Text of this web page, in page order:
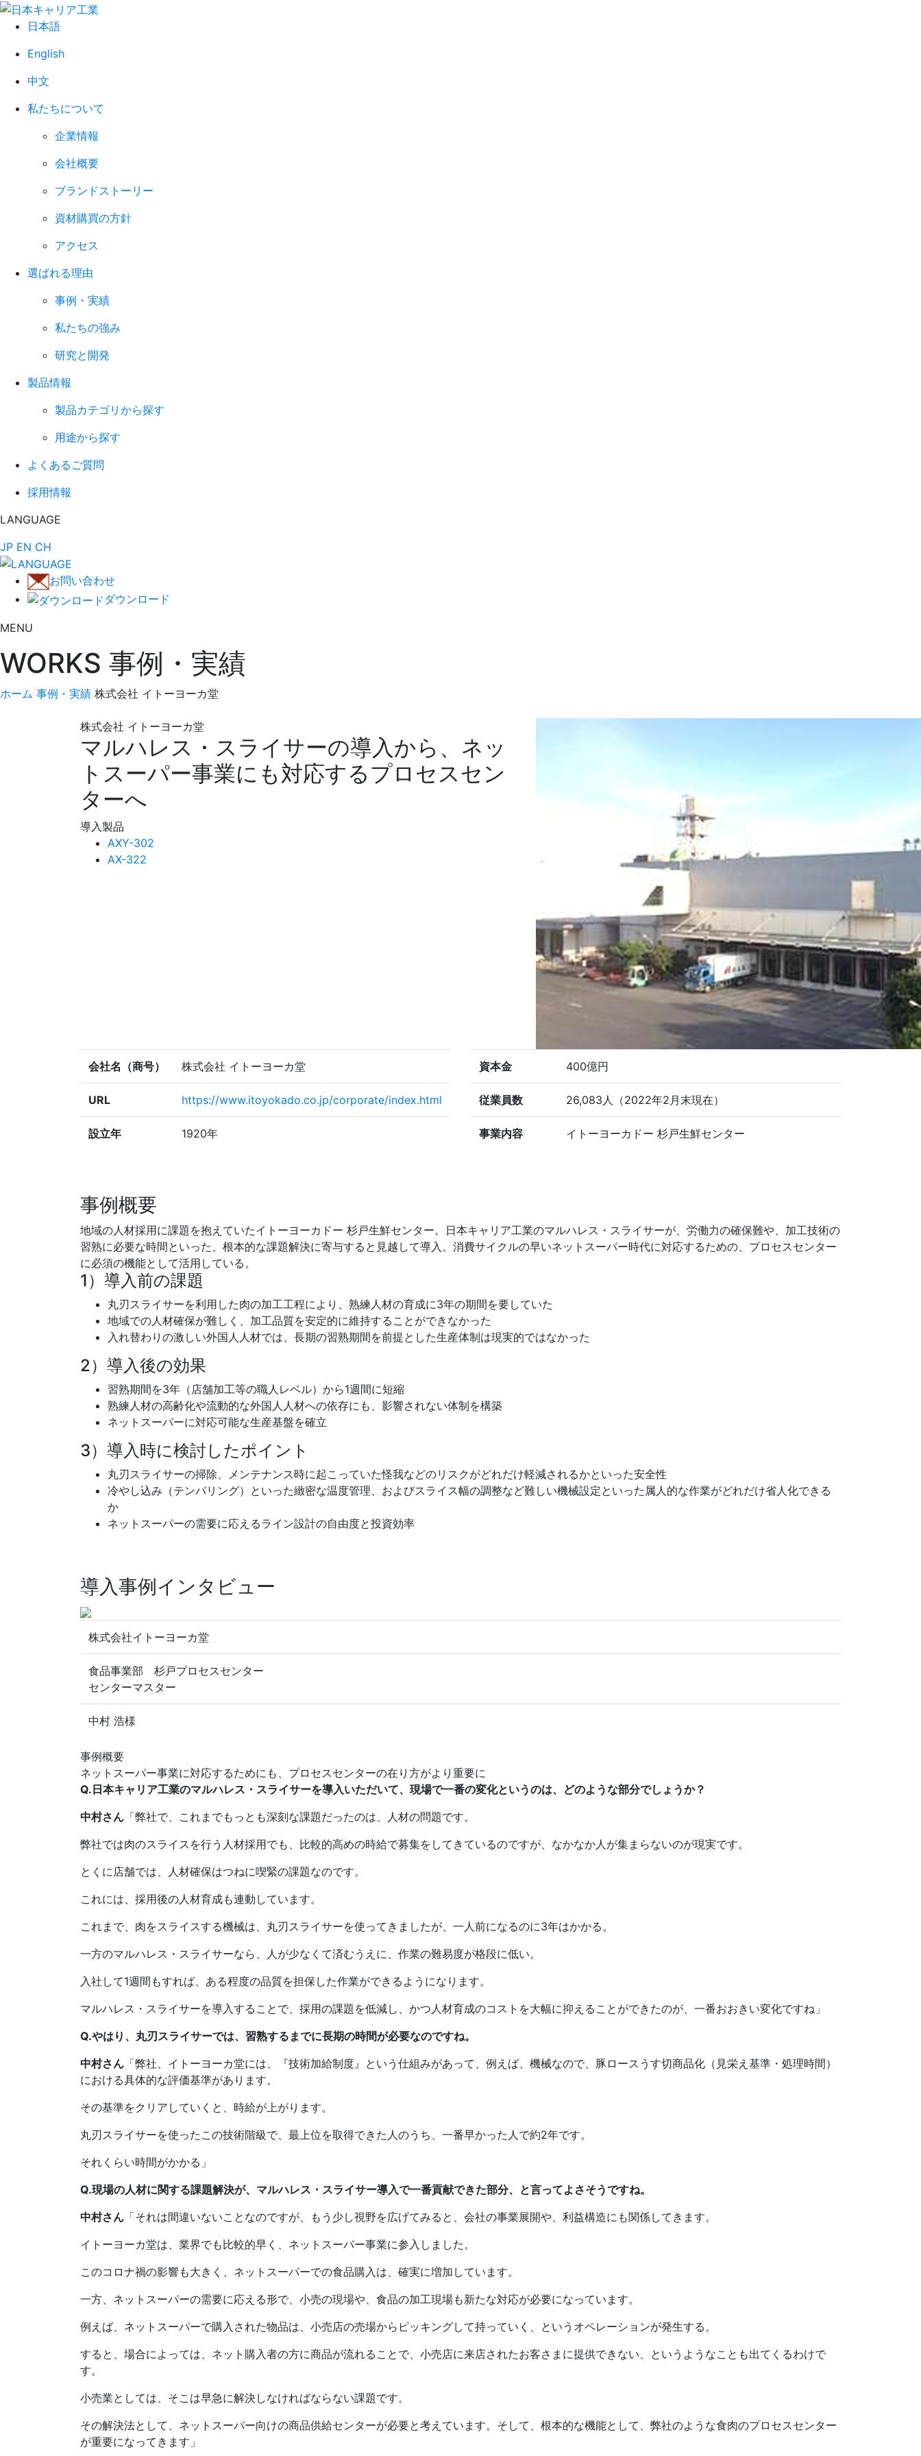
日本語
English
中文
私たちについて
企業情報
会社概要
ブランドストーリー
資材購買の方針
アクセス
選ばれる理由
事例・実績
私たちの強み
研究と開発
製品情報
製品カテゴリから探す
用途から探す
よくあるご質問
採用情報
LANGUAGE
JP EN CH
お問い合わせ
ダウンロード
MENU
WORKS 事例・実績
ホーム 事例・実績 株式会社 イトーヨーカ堂
株式会社 イトーヨーカ堂
マルハレス・スライサーの導入から、ネッ
トスーパー事業にも対応するプロセスセン
ターへ
導入製品
AXY-302
AX-322
会社名（商号） 株式会社 イトーヨーカ堂
URL https://www.itoyokado.co.jp/corporate/index.html
設立年 1920年
資本金 400億円
従業員数 26,083人（2022年2月末現在）
事業内容 イトーヨーカドー 杉戸生鮮センター
事例概要
地域の人材採用に課題を抱えていたイトーヨーカドー 杉戸生鮮センター。日本キャリア工業のマルハレス・スライサーが、労働力の確保難や、加工技術の
習熟に必要な時間といった、根本的な課題解決に寄与すると見越して導入。消費サイクルの早いネットスーパー時代に対応するための、プロセスセンター
に必須の機能として活用している。
1）導入前の課題
丸刃スライサーを利用した肉の加工工程により、熟練人材の育成に3年の期間を要していた
地域での人材確保が難しく、加工品質を安定的に維持することができなかった
入れ替わりの激しい外国人人材では、長期の習熟期間を前提とした生産体制は現実的ではなかった
2）導入後の効果
習熟期間を3年（店舗加工等の職人レベル）から1週間に短縮
熟練人材の高齢化や流動的な外国人人材への依存にも、影響されない体制を構築
ネットスーパーに対応可能な生産基盤を確立
3）導入時に検討したポイント
丸刃スライサーの掃除、メンテナンス時に起こっていた怪我などのリスクがどれだけ軽減されるかといった安全性
冷やし込み（テンパリング）といった緻密な温度管理、およびスライス幅の調整など難しい機械設定といった属人的な作業がどれだけ省人化できる
か
ネットスーパーの需要に応えるライン設計の自由度と投資効率
導入事例インタビュー
株式会社イトーヨーカ堂
食品事業部 杉戸プロセスセンター
センターマスター
中村 浩様
事例概要
ネットスーパー事業に対応するためにも、プロセスセンターの在り方がより重要に
Q.日本キャリア工業のマルハレス・スライサーを導入いただいて、現場で一番の変化というのは、どのような部分でしょうか？
中村さん 「弊社で、これまでもっとも深刻な課題だったのは、人材の問題です。
弊社では肉のスライスを行う人材採用でも、比較的高めの時給で募集をしてきているのですが、なかなか人が集まらないのが現実です。
とくに店舗では、人材確保はつねに喫緊の課題なのです。
これには、採用後の人材育成も連動しています。
これまで、肉をスライスする機械は、丸刃スライサーを使ってきましたが、一人前になるのに3年はかかる。
一方のマルハレス・スライサーなら、人が少なくて済むうえに、作業の難易度が格段に低い。
入社して1週間もすれば、ある程度の品質を担保した作業ができるようになります。
マルハレス・スライサーを導入することで、採用の課題を低減し、かつ人材育成のコストを大幅に抑えることができたのが、一番おおきい変化ですね」
Q.やはり、丸刃スライサーでは、習熟するまでに長期の時間が必要なのですね。
中村さん 「弊社、イトーヨーカ堂には、『技術加給制度』という仕組みがあって、例えば、機械なので、豚ロースうす切商品化（見栄え基準・処理時間）
における具体的な評価基準があります。
その基準をクリアしていくと、時給が上がります。
丸刃スライサーを使ったこの技術階級で、最上位を取得できた人のうち、一番早かった人で約2年です。
それくらい時間がかかる」
Q.現場の人材に関する課題解決が、マルハレス・スライサー導入で一番貢献できた部分、と言ってよさそうですね。
中村さん 「それは間違いないことなのですが、もう少し視野を広げてみると、会社の事業展開や、利益構造にも関係してきます。
イトーヨーカ堂は、業界でも比較的早く、ネットスーパー事業に参入しました。
このコロナ禍の影響も大きく、ネットスーパーでの食品購入は、確実に増加しています。
一方、ネットスーパーの需要に応える形で、小売の現場や、食品の加工現場も新たな対応が必要になっています。
例えば、ネットスーパーで購入された物品は、小売店の売場からピッキングして持っていく、というオペレーションが発生する。
すると、場合によっては、ネット購入者の方に商品が流れることで、小売店に来店されたお客さまに提供できない、というようなことも出てくるわけで
す。
小売業としては、そこは早急に解決しなければならない課題です。
その解決法として、ネットスーパー向けの商品供給センターが必要と考えています。そして、根本的な機能として、弊社のような食肉のプロセスセンター
が重要になってきます」